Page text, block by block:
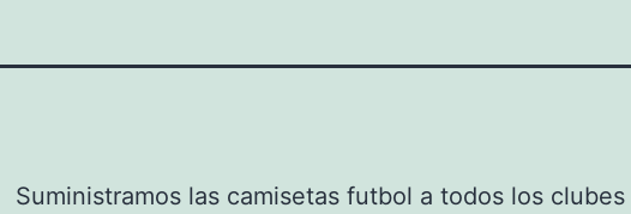
Suministramos las camisetas futbol a todos los